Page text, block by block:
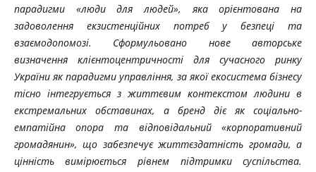
парадигми «люди для людей», яка орієнтована на
задоволення екзистенційних потреб у безпеці та
взаємодопомозі. Сформульовано нове авторське
визначення клієнтоцентричності для сучасного ринку
України як парадигми управління, за якої екосистема бізнесу
тісно інтегрується з життєвим контекстом людини в
екстремальних обставинах, а бренд діє як соціально-
емпатійна опора та відповідальний «корпоративний
громадянин», що забезпечує життєздатність громади, а
цінність вимірюється рівнем підтримки суспільства.